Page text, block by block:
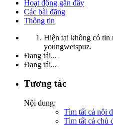
Hoạt động gần đây
Các bài đăng
Thông tin
Hiện tại không có tin
youngwetspuz.
Đang tải...
Đang tải...
Tương tác
Nội dung:
Tìm tất cả nội
Tìm tất cả chủ